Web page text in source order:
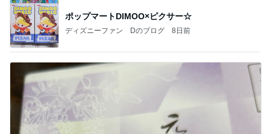
ポップマートDIMOO×ピクサー☆
ディズニーファン Dのブログ 8日前